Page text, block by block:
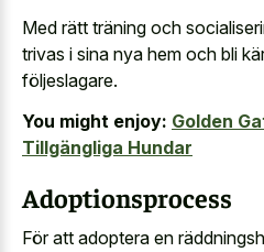
Med rätt träning och
trivas i sina nya hem och bli
följeslagare.
You might enjoy: Golden
Tillgängliga Hundar
Adoptionsprocess
För att adoptera en